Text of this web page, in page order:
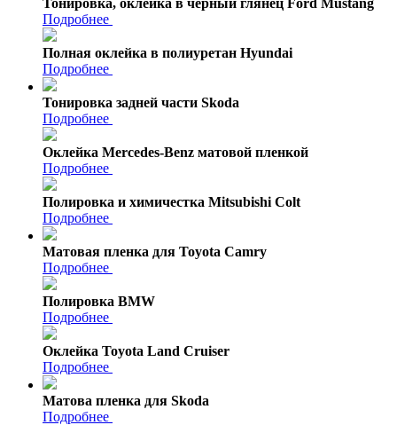
Тонировка, оклейка в черный глянец Ford Mustang
Подробнее
Полная оклейка в полиуретан Hyundai
Подробнее
Тонировка задней части Skoda
Подробнее
Оклейка Mercedes-Benz матовой пленкой
Подробнее
Полировка и химичестка Mitsubishi Colt
Подробнее
Матовая пленка для Toyota Camry
Подробнее
Полировка BMW
Подробнее
Оклейка Toyota Land Cruiser
Подробнее
Матова пленка для Skoda
Подробнее